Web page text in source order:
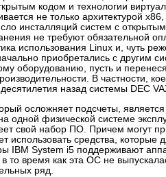
кодом и технологии
не только архитектурой
инсталляций систем с
не требуют обязательной
использования Linux и, чуть
приобретались с другим
оборудованию, пусть и
В частности,
назад системы DEC
осложняет подсчеты,
одной физической системе
свой набор ПО. Причем могут
использовать средства, которые
IBM System i5 поддерживают
то время как эта ОС не
ряд.